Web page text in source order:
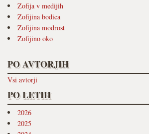
Zofija v medijih
Zofijina bodica
Zofijina modrost
Zofijino oko
PO AVTORJIH
Vsi avtorji
PO LETIH
2026
2025